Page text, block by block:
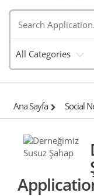
All Categories
Ana Sayfa Social